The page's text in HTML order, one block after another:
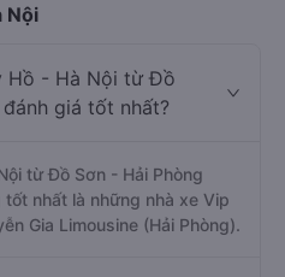
Nội
Hồ - Hà Nội từ Đồ
giá tốt nhất?
từ Đồ Sơn - Hải Phòng
nhất là những nhà xe Vip
Gia Limousine (Hải Phòng).